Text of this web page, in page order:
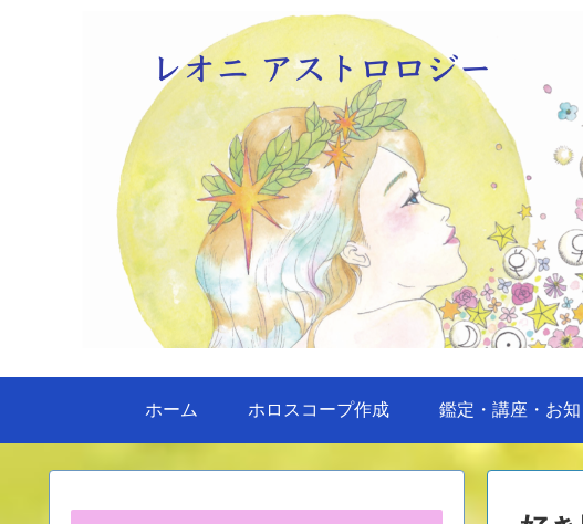
ホーム ホロスコープ作成 鑑定・講座・お